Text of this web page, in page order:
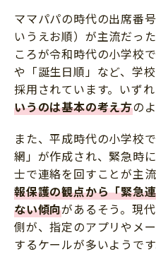
ママパパの時代の出席番
いうえお順）が主流だっ
ころが令和時代の小学校
や「誕生日順」など、学
採用されています。いず
いうのは基本の考え方の
また、平成時代の小学校
網」が作成され、緊急時
士で連絡を回すことが主
報保護の観点から「緊急
ない傾向があるそう。現
側が、指定のアプリやメ
するケールが多いようです